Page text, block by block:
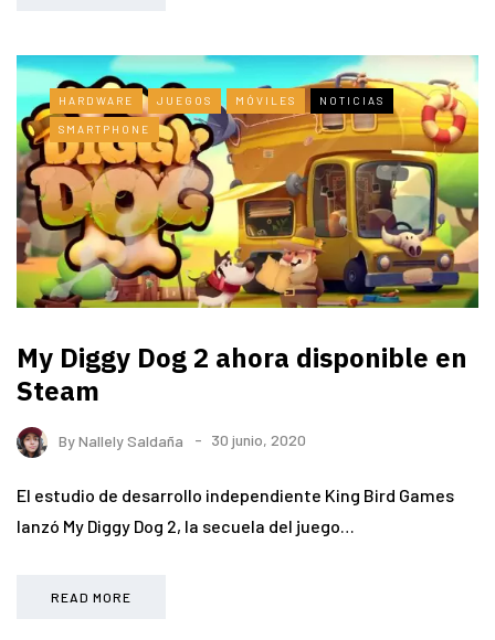
HARDWARE JUEGOS MÓVILES NOTICIAS
SMARTPHONE
My Diggy Dog 2 ahora disponible en
Steam
ByNallely Saldaña 30 junio, 2020
El estudio de desarrollo independiente King Bird Games
lanzó My Diggy Dog 2, la secuela del juego…
READ MORE